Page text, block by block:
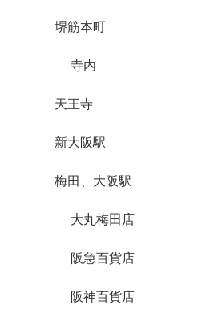
堺筋本町
寺内
天王寺
新大阪駅
梅田、大阪駅
大丸梅田店
阪急百貨店
阪神百貨店